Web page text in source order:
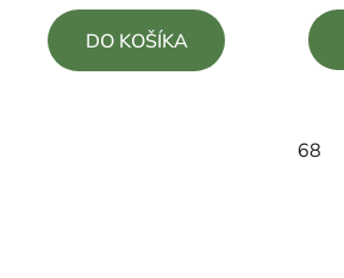
z
DO KOŠÍKA
68